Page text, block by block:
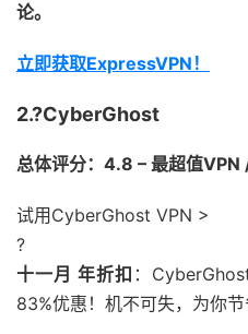
论。
立即获取ExpressVPN！
2.?CyberGhost
总体评分：4.8 – 最超值VPN
试用CyberGhost VPN >
?
十一月 年折扣 ：
83%优惠！ 机不可失，为你节